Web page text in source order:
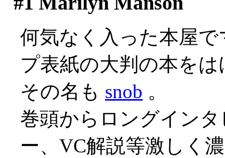
何気なく入った本屋
プ表紙の大判の本を
その名も snob 。
巻頭からロングイン
ー、VC解説等激しく